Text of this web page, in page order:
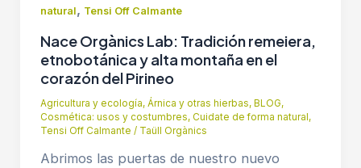
natural, Tensi Off Calmante
Nace Orgànics Lab: Tradición remeiera,
etnobotánica y alta montaña en el
corazón del Pirineo
Agricultura y ecología, Árnica y otras hierbas, BLOG,
Cosmética: usos y costumbres, Cuidate de forma natural ,
Tensi Off Calmante / Taüll Orgànics
Abrimos las puertas de nuestro nuevo